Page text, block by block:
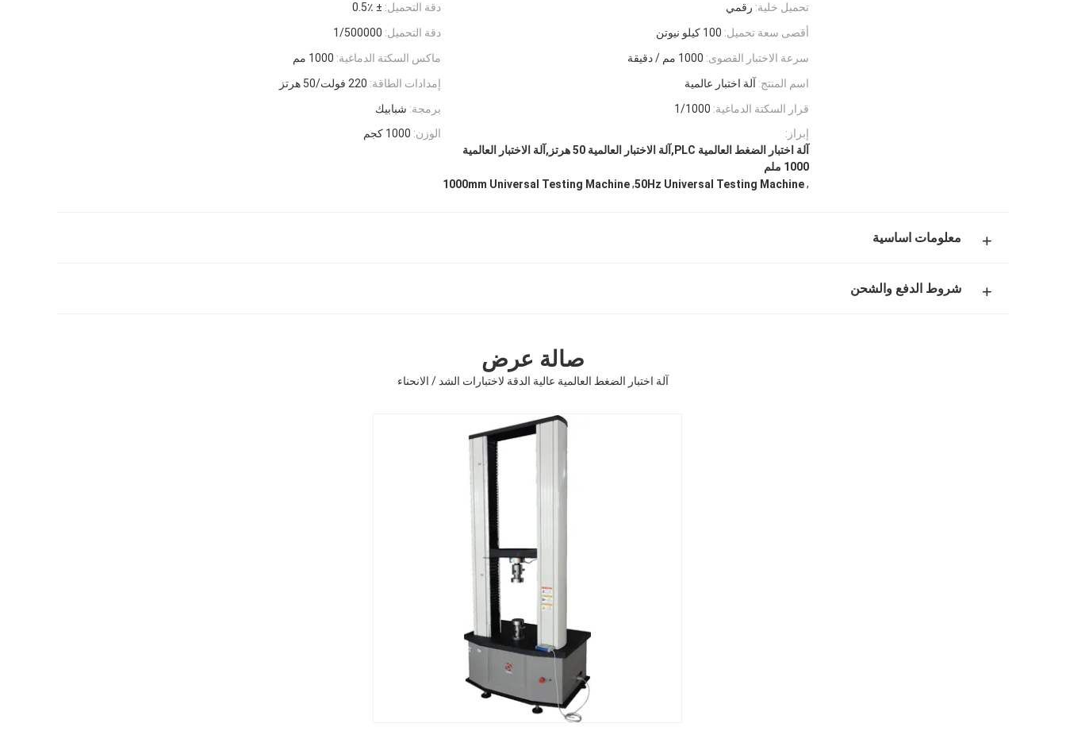
دقة التحميل: ± 0.5٪ تحميل خلية: رقمي
دقة التحميل: 1/500000 أقصى سعة تحميل: 100 كيلو نيوتن
ماكس السكتة الدماغية: 1000 مم سرعة الاختبار القصوى: 1000 مم / دقيقة
إمدادات الطاقة: 220 فولت/50 هرتز اسم المنتج: آلة اختبار عالمية
برمجة: شبابيك قرار السكتة الدماغية: 1/1000
الوزن: 1000 كجم
إبراز:
آلة اختبار الضغط العالمية PLC,آلة الاختبار العالمية 50 هرتز,آلة الاختبار العالمية
1000 ملم
,
50Hz Universal Testing Machine
,
1000mm Universal Testing Machine
معلومات اساسية
شروط الدفع والشحن
صالة عرض
آلة اختبار الضغط العالمية عالية الدقة لاختبارات الشد / الانحناء